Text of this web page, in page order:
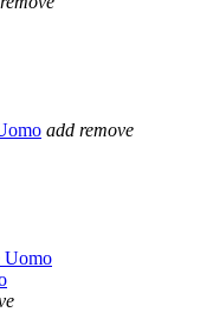
add remove
Uomo